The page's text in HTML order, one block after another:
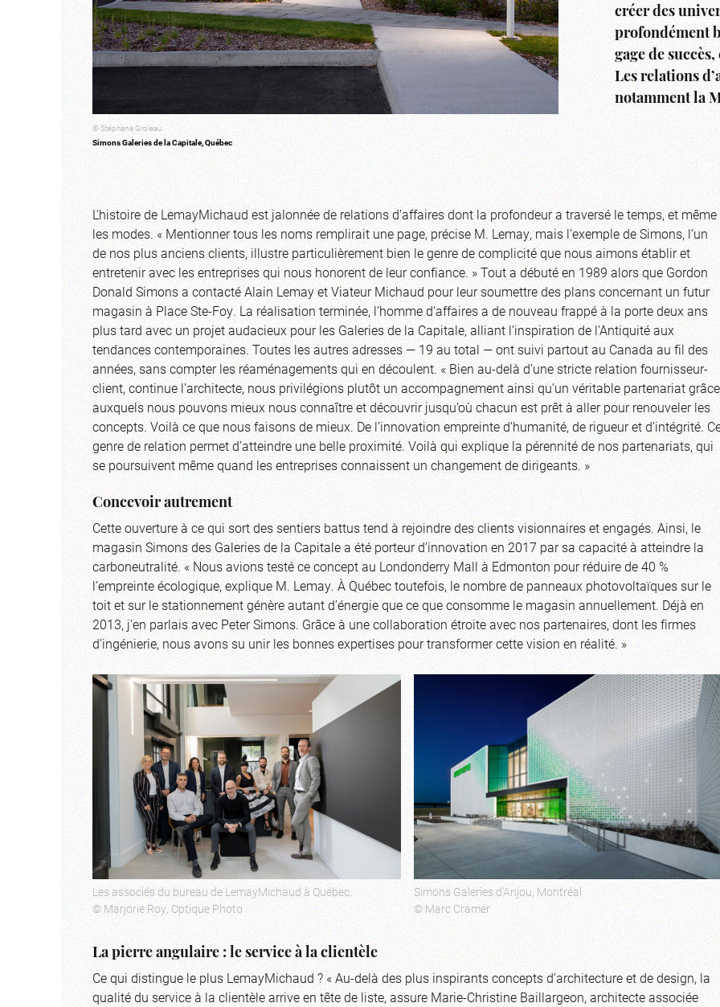
© Stéphane Groleau
Simons Galeries de la Capitale, Québec
créer des
profondément
gage de
Les relations
notamment la
L’histoire de LemayMichaud est jalonnée de relations d’affaires dont la profondeur a traversé le temps, et même
les modes. « Mentionner tous les noms remplirait une page, précise M. Lemay, mais l’exemple de Simons, l’un
de nos plus anciens clients, illustre particulièrement bien le genre de complicité que nous aimons établir et
entretenir avec les entreprises qui nous honorent de leur confiance. » Tout a débuté en 1989 alors que Gordon
Donald Simons a contacté Alain Lemay et Viateur Michaud pour leur soumettre des plans concernant un futur
magasin à Place Ste-Foy. La réalisation terminée, l’homme d’affaires a de nouveau frappé à la porte deux ans
plus tard avec un projet audacieux pour les Galeries de la Capitale, alliant l’inspiration de l’Antiquité aux
tendances contemporaines. Toutes les autres adresses — 19 au total — ont suivi partout au Canada au fil des
années, sans compter les réaménagements qui en découlent. « Bien au-delà d’une stricte relation fournisseur-
client, continue l’architecte, nous privilégions plutôt un accompagnement ainsi qu’un véritable partenariat grâce
auxquels nous pouvons mieux nous connaître et découvrir jusqu’où chacun est prêt à aller pour renouveler les
concepts. Voilà ce que nous faisons de mieux. De l’innovation empreinte d’humanité, de rigueur et d’intégrité.
genre de relation permet d’atteindre une belle proximité. Voilà qui explique la pérennité de nos partenariats, qui
se poursuivent même quand les entreprises connaissent un changement de dirigeants. »
Concevoir autrement
Cette ouverture à ce qui sort des sentiers battus tend à rejoindre des clients visionnaires et engagés. Ainsi, le
magasin Simons des Galeries de la Capitale a été porteur d’innovation en 2017 par sa capacité à atteindre la
carboneutralité. « Nous avions testé ce concept au Londonderry Mall à Edmonton pour réduire de 40 %
l’empreinte écologique, explique M. Lemay. À Québec toutefois, le nombre de panneaux photovoltaïques sur le
toit et sur le stationnement génère autant d’énergie que ce que consomme le magasin annuellement. Déjà en
2013, j’en parlais avec Peter Simons. Grâce à une collaboration étroite avec nos partenaires, dont les firmes
d’ingénierie, nous avons su unir les bonnes expertises pour transformer cette vision en réalité. »
Les associés du bureau de LemayMichaud à Québec.
© Marjorie Roy, Optique Photo
Simons Galeries d’Anjou, Montréal
© Marc Cramer
La pierre angulaire : le service à la clientèle
Ce qui distingue le plus LemayMichaud ? « Au-delà des plus inspirants concepts d’architecture et de design, la
qualité du service à la clientèle arrive en tête de liste, assure Marie-Christine Baillargeon, architecte associée